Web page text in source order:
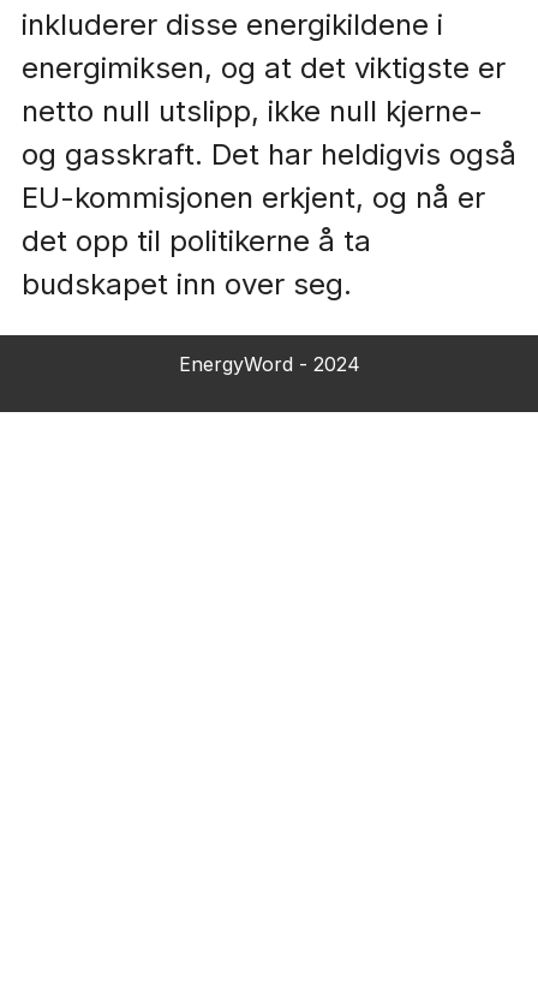
inkluderer disse energikildene i
energimiksen, og at det viktigste er
netto null utslipp, ikke null kjerne-
og gasskraft. Det har heldigvis også
EU-kommisjonen erkjent, og nå er
det opp til politikerne å ta
budskapet inn over seg.
EnergyWord - 2024